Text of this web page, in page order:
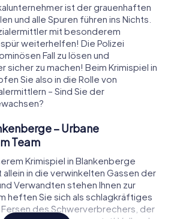
ist der grauenhaften
und alle Spuren führen ins Nichts.
mit besonderem
weiterhelfen! Die Polizei
Fall zu lösen und
sicher zu machen! Beim Krimispiel in
Sie also in die Rolle von
– Sind Sie der
– Urbane
Team
Krimispiel in Blankenberge
allein in die verwinkelten Gassen der
Verwandten stehen Ihnen zur
heften Sie sich als schlagkräftiges
des Schwerverbrechers, der